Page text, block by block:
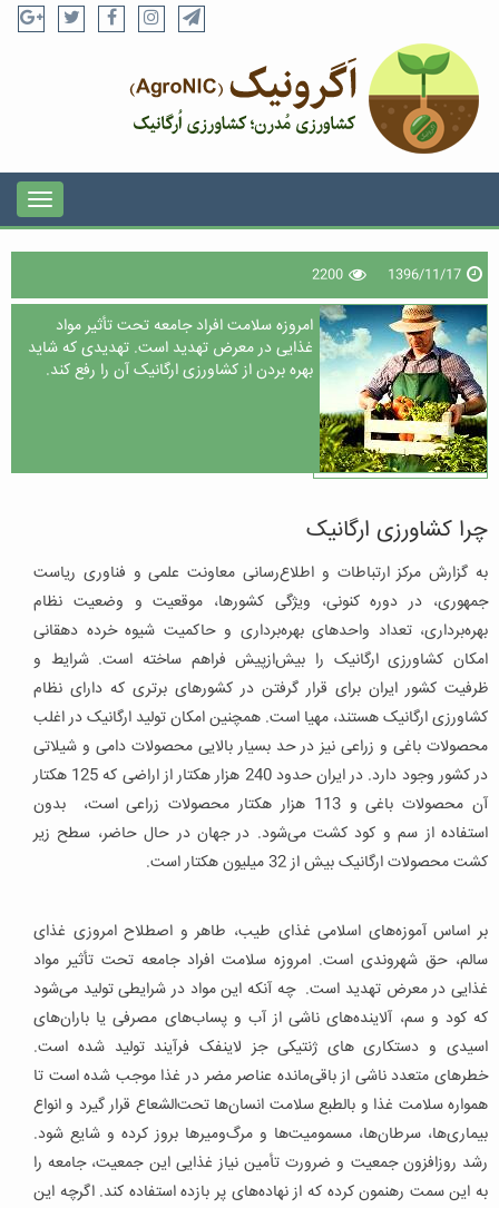
1396/11/17
2200
امروزه سلامت افراد جامعه تحت تأثیر مواد
غذایی در معرض تهدید است. تهدیدی که شاید
بهره بردن از کشاورزی ارگانیک آن را رفع کند.
چرا کشاورزی ارگانیک
به گزارش مرکز ارتباطات و اطلاع‌رسانی معاونت علمی و فناوری ریاست
جمهوری، در دوره کنونی، ویژگی کشورها، موقعیت و وضعیت نظام
بهره‌برداری، تعداد واحدهای بهره‌برداری و حاکمیت شیوه خرده دهقانی
امکان کشاورزی ارگانیک را بیش‌ازپیش فراهم ساخته است. شرایط و
ظرفیت کشور ایران برای قرار گرفتن در کشورهای برتری که دارای نظام
کشاورزی ارگانیک هستند، مهیا است. همچنین امکان تولید ارگانیک در اغلب
محصولات باغی و زراعی نیز در حد بسیار بالایی محصولات دامی و شیلاتی
در کشور وجود دارد. در ایران حدود 240 هزار هکتار از اراضی که 125 هکتار
آن محصولات باغی و 113 هزار هکتار محصولات زراعی است، بدون
استفاده از سم و کود کشت می‌شود. در جهان در حال حاضر، سطح زیر
کشت محصولات ارگانیک بیش از 32 میلیون هکتار است.
بر اساس آموزه‌های اسلامی غذای طیب، طاهر و اصطلاح امروزی غذای
سالم، حق شهروندی است. امروزه سلامت افراد جامعه تحت تأثیر مواد
غذایی در معرض تهدید است. چه آنکه این مواد در شرایطی تولید می‌شود
که کود و سم، آلاینده‌های ناشی از آب و پساب‌های مصرفی یا باران‌های
اسیدی و دستکاری های ژنتیکی جز لاینفک فرآیند تولید شده است.
خطرهای متعدد ناشی از باقی‌مانده عناصر مضر در غذا موجب شده است تا
همواره سلامت غذا و بالطبع سلامت انسان‌ها تحت‌الشعاع قرار گیرد و انواع
بیماری‌ها، سرطان‌ها، مسمومیت‌ها و مرگ‌ومیرها بروز کرده و شایع شود.
رشد روزافزون جمعیت و ضرورت تأمین نیاز غذایی این جمعیت، جامعه را
به این سمت رهنمون کرده که از نهاده‌های پر بازده استفاده کند. اگرچه این